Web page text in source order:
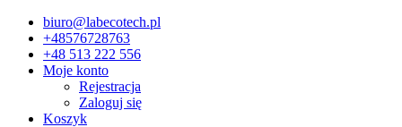
biuro@labecotech.pl
+48576728763
+48 513 222 556
Moje konto
Rejestracja
Zaloguj się
Koszyk